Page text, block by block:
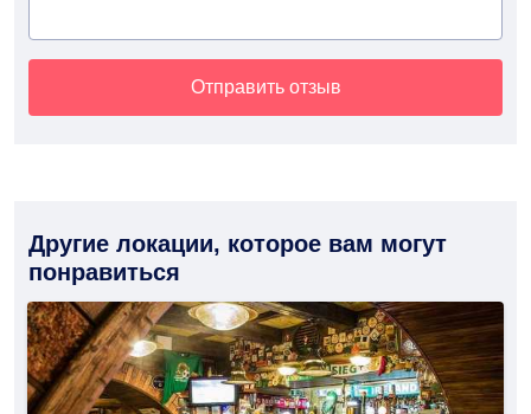
Отправить отзыв
Другие локации, которое вам могут
понравиться